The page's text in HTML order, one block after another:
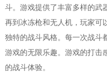
斗。游戏提供了丰富多样的武
再到冰冻枪和无人机，玩家可
独特的战斗风格。每一次战斗
游戏的无限乐趣。游戏的打击
的战斗体验。